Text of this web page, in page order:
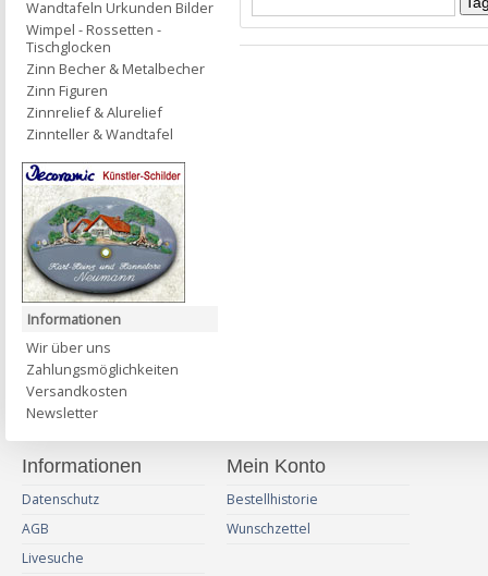
Wandtafeln Urkunden Bilder
Wimpel - Rossetten -
Tischglocken
Zinn Becher & Metalbecher
Zinn Figuren
Zinnrelief & Alurelief
Zinnteller & Wandtafel
Informationen
Wir über uns
Zahlungsmöglichkeiten
Versandkosten
Newsletter
Informationen
Datenschutz
AGB
Livesuche
Mein Konto
Bestellhistorie
Wunschzettel